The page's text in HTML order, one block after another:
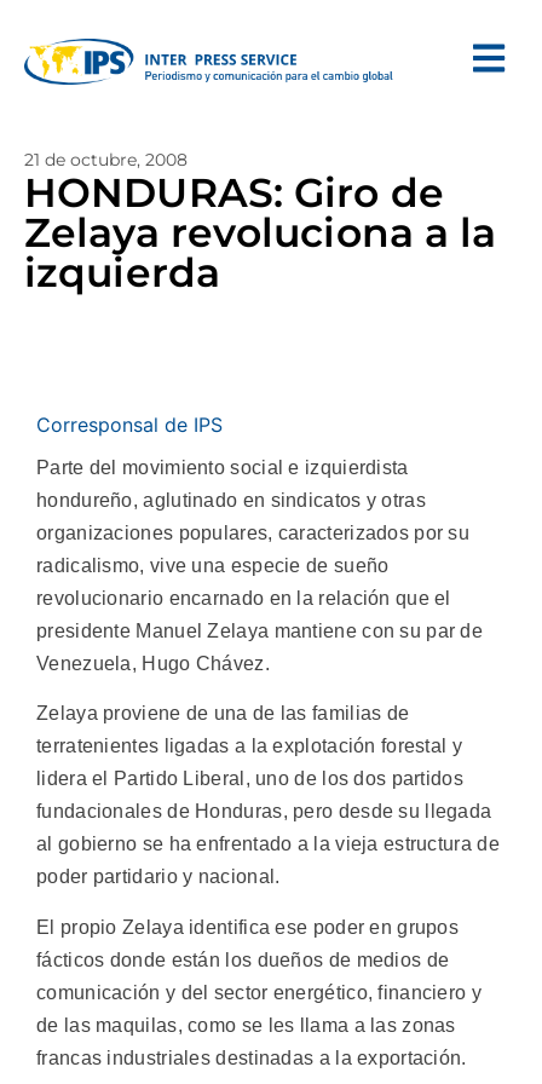
21 de octubre, 2008
HONDURAS: Giro de
Zelaya revoluciona a la
izquierda
Corresponsal de IPS
Parte del movimiento social e izquierdista
hondureño, aglutinado en sindicatos y otras
organizaciones populares, caracterizados por su
radicalismo, vive una especie de sueño
revolucionario encarnado en la relación que el
presidente Manuel Zelaya mantiene con su par de
Venezuela, Hugo Chávez.
Zelaya proviene de una de las familias de
terratenientes ligadas a la explotación forestal y
lidera el Partido Liberal, uno de los dos partidos
fundacionales de Honduras, pero desde su llegada
al gobierno se ha enfrentado a la vieja estructura de
poder partidario y nacional.
El propio Zelaya identifica ese poder en grupos
fácticos donde están los dueños de medios de
comunicación y del sector energético, financiero y
de las maquilas, como se les llama a las zonas
francas industriales destinadas a la exportación.